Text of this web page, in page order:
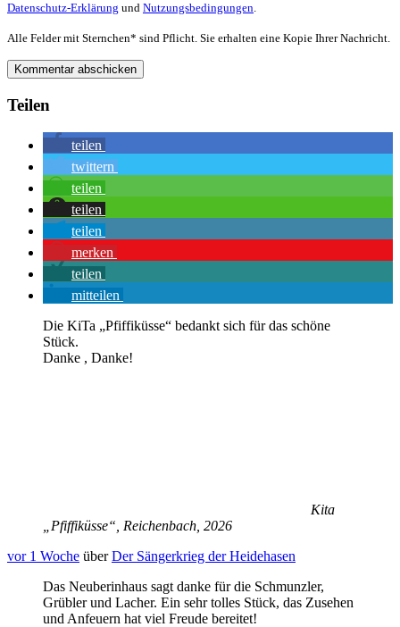
Datenschutz-Erklärung und Nutzungsbedingungen.
Alle Felder mit Sternchen* sind Pflicht. Sie erhalten eine Kopie Ihrer Nachricht.
Teilen
teilen
twittern
teilen
teilen
teilen
merken
teilen
mitteilen
Die KiTa „Pfiffiküsse“ bedankt sich für das schöne
Stück.
Danke , Danke!
Kita
„Pfiffiküsse“, Reichenbach, 2026
vor 1 Woche überDer Sängerkrieg der Heidehasen
Das Neuberinhaus sagt danke für die Schmunzler,
Grübler und Lacher. Ein sehr tolles Stück, das Zusehen
und Anfeuern hat viel Freude bereitet!